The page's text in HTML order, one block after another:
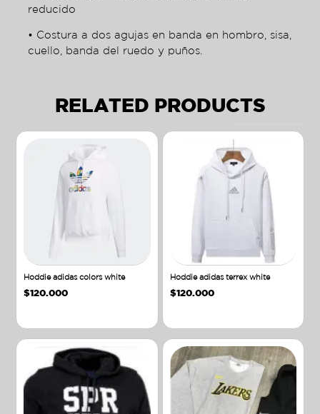
reducido
• Costura a dos agujas en banda en hombro, sisa,
cuello, banda del ruedo y puños.
RELATED PRODUCTS
Hoddie adidas colors white
$120.000
Hoddie adidas terrex white
$120.000